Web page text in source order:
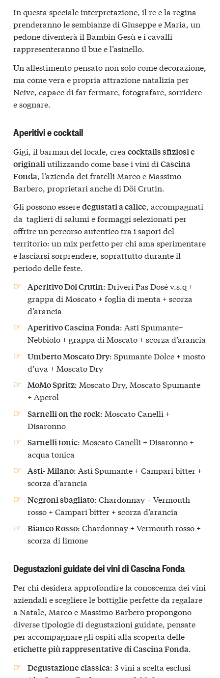
In questa speciale interpretazione, il re e la regina
prenderanno le sembianze di Giuseppe e Maria, un
pedone diventerà il Bambin Gesù e i cavalli
rappresenteranno il bue e l’asinello.
Un allestimento pensato non solo come decorazione,
ma come vera e propria attrazione natalizia per
Neive, capace di far fermare, fotografare, sorridere
e sognare.
Aperitivi e cocktail
Gigi, il barman del locale, crea cocktails sfiziosi e
originaliutilizzando come base i vini di Cascina
Fonda, l’azienda dei fratelli Marco e Massimo
Barbero, proprietari anche di Döi Crutin.
Gli possono esseredegustati a calice, accompagnati
da taglieri di salumi e formaggi selezionati per
offrire un percorso autentico tra i sapori del
territorio: un mix perfetto per chi ama sperimentare
e lasciarsi sorprendere, soprattutto durante il
periodo delle feste.
Aperitivo Doi Crutin: Driveri Pas Dosé v.s.q +
grappa di Moscato + foglia di menta + scorza
d’arancia
Aperitivo Cascina Fonda: Asti Spumante+
Nebbiolo + grappa di Moscato + scorza d’arancia
Umberto Moscato Dry: Spumante Dolce + mosto
d’uva + Moscato Dry
MoMo Spritz: Moscato Dry, Moscato Spumante
+ Aperol
Sarnelli on the rock: Moscato Canelli +
Disaronno
Sarnelli tonic: Moscato Canelli + Disaronno +
acqua tonica
Asti- Milano: Asti Spumante + Campari bitter +
scorza d’arancia
Negroni sbagliato: Chardonnay + Vermouth
rosso + Campari bitter + scorza d’arancia
Bianco Rosso: Chardonnay + Vermouth rosso +
scorza di limone
Degustazioni guidate dei vini di Cascina Fonda
Per chi desidera approfondire la conoscenza dei vini
aziendali e scegliere le bottiglie perfette da regalare
a Natale, Marco e Massimo Barbero propongono
diverse tipologie di degustazioni guidate, pensate
per accompagnare gli ospiti alla scoperta delle
etichette più rappresentative di Cascina Fonda.
Degustazione classica: 3 vini a scelta esclusi